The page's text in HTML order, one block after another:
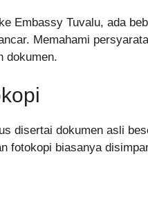
Embassy Tuvalu, ada
Memahami
dokumen.
disertai dokumen asli
fotokopi biasanya